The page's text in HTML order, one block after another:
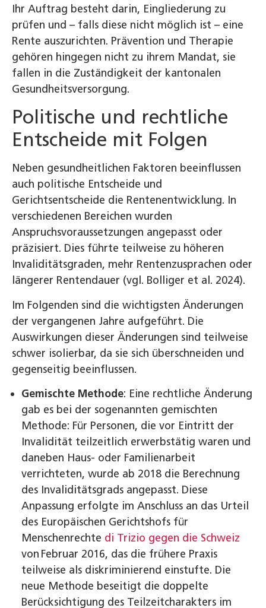
Ihr Auftrag besteht darin, Eingliederung zu
prüfen und – falls diese nicht möglich ist – eine
Rente auszurichten. Prävention und Therapie
gehören hingegen nicht zu ihrem Mandat, sie
fallen in die Zuständigkeit der kantonalen
Gesundheitsversorgung.
Politische und rechtliche
Entscheide mit Folgen
Neben gesundheitlichen Faktoren beeinflussen
auch politische Entscheide und
Gerichtsentscheide die Rentenentwicklung. In
verschiedenen Bereichen wurden
Anspruchsvoraussetzungen angepasst oder
präzisiert. Dies führte teilweise zu höheren
Invaliditätsgraden, mehr Rentenzusprachen oder
längerer Rentendauer (vgl. Bolliger et al. 2024).
Im Folgenden sind die wichtigsten Änderungen
der vergangenen Jahre aufgeführt. Die
Auswirkungen dieser Änderungen sind teilweise
schwer isolierbar, da sie sich überschneiden und
gegenseitig beeinflussen.
Gemischte Methode: Eine rechtliche Änderung
gab es bei der sogenannten gemischten
Methode: Für Personen, die vor Eintritt der
Invalidität teilzeitlich erwerbstätig waren und
daneben Haus‑ oder Familienarbeit
verrichteten, wurde ab 2018 die Berechnung
des Invaliditätsgrads angepasst. Diese
Anpassung erfolgte im Anschluss an das Urteil
des Europäischen Gerichtshofs für
Menschenrechte di Trizio gegen die Schweiz
von Februar 2016, das die frühere Praxis
teilweise als diskriminierend einstufte. Die
neue Methode beseitigt die doppelte
Berücksichtigung des Teilzeitcharakters im